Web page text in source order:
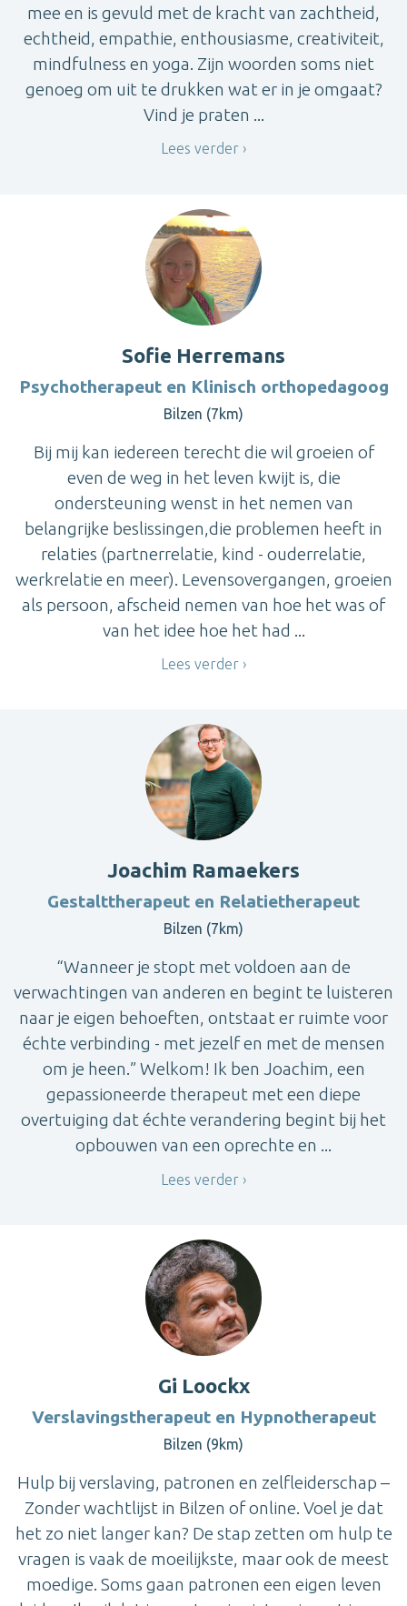
mee en is gevuld met de kracht van zachtheid,
echtheid, empathie, enthousiasme, creativiteit,
mindfulness en yoga. Zijn woorden soms niet
genoeg om uit te drukken wat er in je omgaat?
Vind je praten ...
Lees verder
Sofie Herremans
Psychotherapeut en Klinisch orthopedagoog
Bilzen (7km)
Bij mij kan iedereen terecht die wil groeien of
even de weg in het leven kwijt is, die
ondersteuning wenst in het nemen van
belangrijke beslissingen,die problemen heeft in
relaties (partnerrelatie, kind - ouderrelatie,
werkrelatie en meer). Levensovergangen, groeien
als persoon, afscheid nemen van hoe het was of
van het idee hoe het had ...
Lees verder
Joachim Ramaekers
Gestalttherapeut en Relatietherapeut
Bilzen (7km)
“Wanneer je stopt met voldoen aan de
verwachtingen van anderen en begint te luisteren
naar je eigen behoeften, ontstaat er ruimte voor
échte verbinding - met jezelf en met de mensen
om je heen.” Welkom! Ik ben Joachim, een
gepassioneerde therapeut met een diepe
overtuiging dat échte verandering begint bij het
opbouwen van een oprechte en ...
Lees verder
Gi Loockx
Verslavingstherapeut en Hypnotherapeut
Bilzen (9km)
Hulp bij verslaving, patronen en zelfleiderschap –
Zonder wachtlijst in Bilzen of online. Voel je dat
het zo niet langer kan? De stap zetten om hulp te
vragen is vaak de moeilijkste, maar ook de meest
moedige. Soms gaan patronen een eigen leven